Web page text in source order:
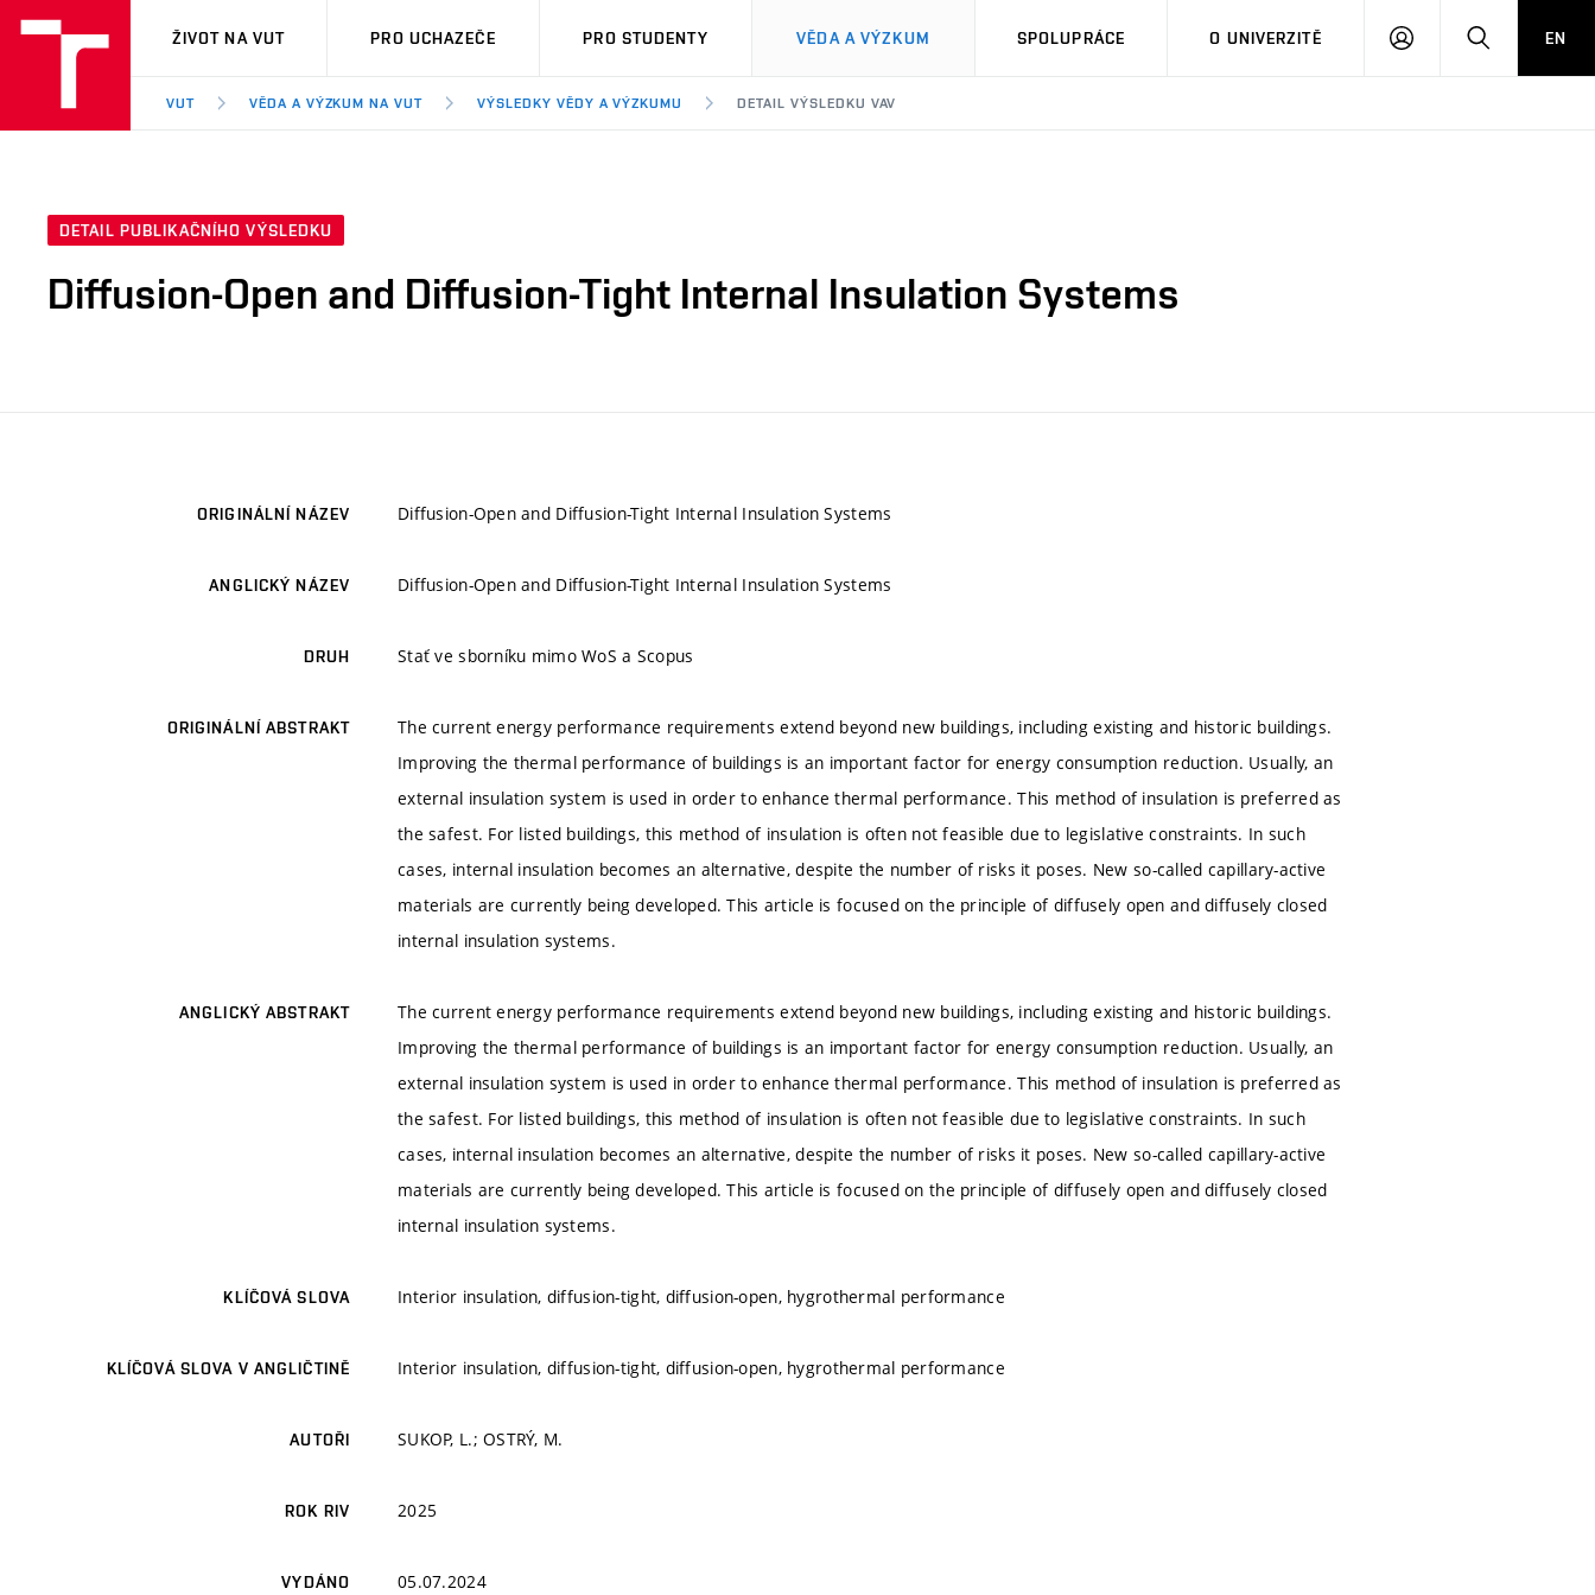
VUT
ŽIVOT NA VUT PRO UCHAZEČE PRO STUDENTY VĚDA A VÝZKUM SPOLUPRÁCE O UNIVERZITĚ
PŘIHLÁSIT HLEDATEN
VUT VĚDA A VÝZKUM NA VUT VÝSLEDKY VĚDY A VÝZKUMU DETAIL VÝSLEDKU VAV
DETAIL PUBLIKAČNÍHO VÝSLEDKU
Diffusion-Open and Diffusion-Tight Internal Insulation Systems
ORIGINÁLNÍ NÁZEV Diffusion-Open and Diffusion-Tight Internal Insulation Systems
ANGLICKÝ NÁZEV Diffusion-Open and Diffusion-Tight Internal Insulation Systems
DRUH Stať ve sborníku mimo WoS a Scopus
ORIGINÁLNÍ ABSTRAKT
The current energy performance requirements extend beyond new buildings, including existing and historic buildings.
Improving the thermal performance of buildings is an important factor for energy consumption reduction. Usually, an
external insulation system is used in order to enhance thermal performance. This method of insulation is preferred as
the safest. For listed buildings, this method of insulation is often not feasible due to legislative constraints. In such
cases, internal insulation becomes an alternative, despite the number of risks it poses. New so-called capillary-active
materials are currently being developed. This article is focused on the principle of diffusely open and diffusely closed
internal insulation systems.
ANGLICKÝ ABSTRAKT
The current energy performance requirements extend beyond new buildings, including existing and historic buildings.
Improving the thermal performance of buildings is an important factor for energy consumption reduction. Usually, an
external insulation system is used in order to enhance thermal performance. This method of insulation is preferred as
the safest. For listed buildings, this method of insulation is often not feasible due to legislative constraints. In such
cases, internal insulation becomes an alternative, despite the number of risks it poses. New so-called capillary-active
materials are currently being developed. This article is focused on the principle of diffusely open and diffusely closed
internal insulation systems.
KLÍČOVÁ SLOVA Interior insulation, diffusion-tight, diffusion-open, hygrothermal performance
KLÍČOVÁ SLOVA V ANGLIČTINĚ Interior insulation, diffusion-tight, diffusion-open, hygrothermal performance
AUTOŘI SUKOP, L.; OSTRÝ, M.
ROK RIV 2025
VYDÁNO 05.07.2024